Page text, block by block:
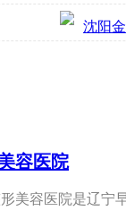
需认真对待
...
容医院
容医院是辽宁